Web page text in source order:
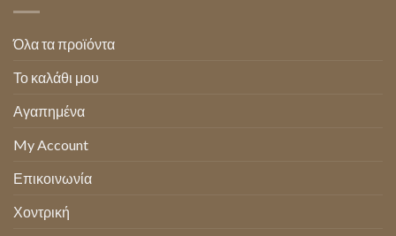
Όλα τα προϊόντα
Το καλάθι μου
Αγαπημένα
My Account
Επικοινωνία
Χοντρική